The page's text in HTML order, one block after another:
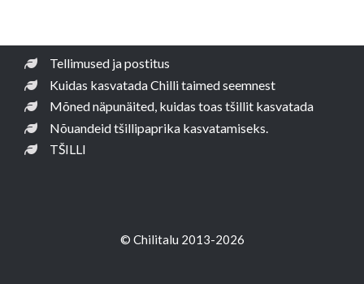
Tellimused ja postitus
Kuidas kasvatada Chilli taimed seemnest
Mõned näpunäited, kuidas toas tšillit kasvatada
Nõuandeid tšillipaprika kasvatamiseks.
TŠILLI
© Chilitalu 2013-2026